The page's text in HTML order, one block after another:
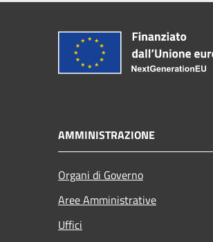
AMMINISTRAZIONE
Organi di Governo
Aree Amministrative
Uffici